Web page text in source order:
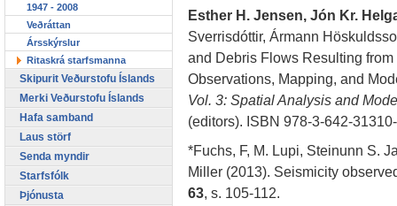
Esther H. Jensen, Jón Kr.
Sverrisdóttir, Ármann
and Debris Flows Resulting
Observations, Mapping, and
Vol. 3: Spatial Analysis and
(editors). ISBN 978-3-642-
*Fuchs, F, M. Lupi, Steinunn S.
Miller (2013). Seismicity
63, s. 105-112.
1947 - 2008
Veðráttan
Ársskýrslur
Ritaskrá starfsmanna
Skipurit Veðurstofu Íslands
Merki Veðurstofu Íslands
Hafa samband
Laus störf
Senda myndir
Starfsfólk
Þjónusta